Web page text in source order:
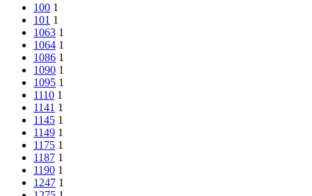
100 1
101 1
1063 1
1064 1
1086 1
1090 1
1095 1
1110 1
1141 1
1145 1
1149 1
1175 1
1187 1
1190 1
1247 1